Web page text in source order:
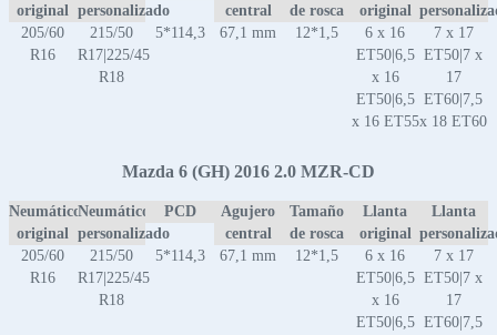
original
personalizado
central
de rosca
original
205/60
R16
215/50
R17|225/45
R18
5*114,3 67,1 mm 12*1,5
6 x 16
ET50|6,5
x 16
ET50|6,5
x 16 ET55
7 x 17
ET50|7 x
17
ET60|7,5
x 18 ET60
Mazda 6 (GH) 2016 2.0 MZR-CD
Neumático
original
Neumático
personalizado
PCD
Agujero
central
Tamaño
de rosca
Llanta
original
Llanta
205/60
R16
215/50
R17|225/45
R18
5*114,3 67,1 mm 12*1,5
6 x 16
ET50|6,5
x 16
ET50|6,5
7 x 17
ET50|7 x
17
ET60|7,5